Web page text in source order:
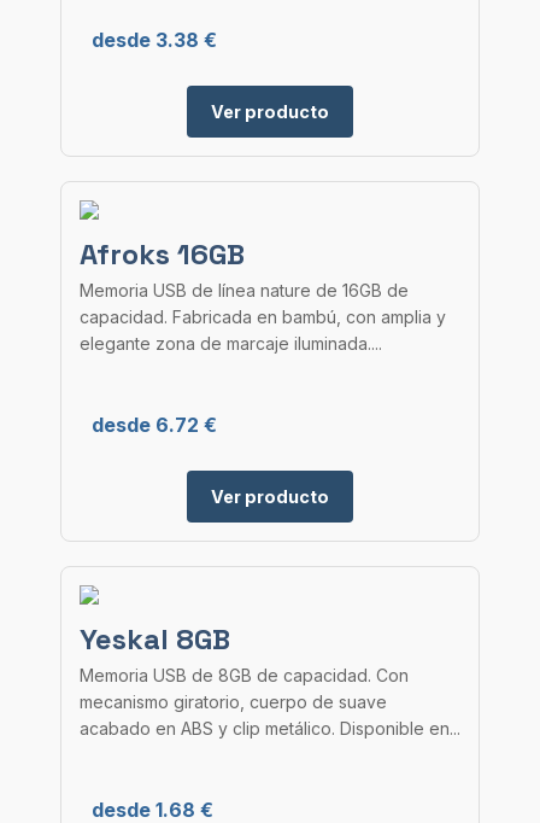
desde 3.38 €
Ver producto
Afroks 16GB
Memoria USB de línea nature de 16GB de
capacidad. Fabricada en bambú, con amplia y
elegante zona de marcaje iluminada....
desde 6.72 €
Ver producto
Yeskal 8GB
Memoria USB de 8GB de capacidad. Con
mecanismo giratorio, cuerpo de suave
acabado en ABS y clip metálico. Disponible en...
desde 1.68 €